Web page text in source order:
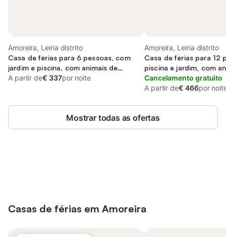
Amoreira, Leiria distrito
Casa de férias para 6 pessoas, com
jardim e piscina, com animais de
estimação
A partir de€ 337por noite
Amoreira, Leiria distrito
Casa de férias para 12
piscina e jardim, com
estimação
Cancelamento gratuito
A partir de€ 466por
Mostrar todas as ofertas
Casas de férias em Amoreira